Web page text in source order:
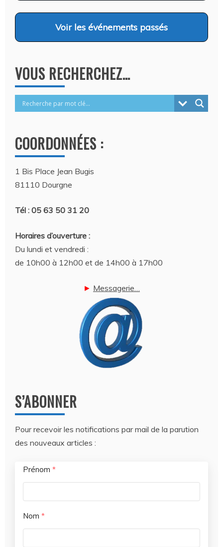
Voir les événements passés
VOUS RECHERCHEZ…
COORDONNÉES :
1 Bis Place Jean Bugis
81110 Dourgne
Tél : 05 63 50 31 20
Horaires d’ouverture :
Du lundi et vendredi :
de 10h00 à 12h00 et de 14h00 à 17h00
► Messagerie…
S’ABONNER
Pour recevoir les notifications par mail de la parution
des nouveaux articles :
Prénom *
Nom *